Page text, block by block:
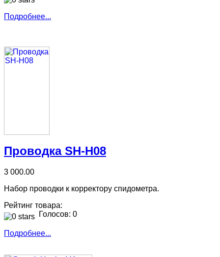
Подробнее...
Проводка SH-H08
3 000.00
Набор проводки к корректору спидометра.
Рейтинг товара:
Голосов: 0
Подробнее...